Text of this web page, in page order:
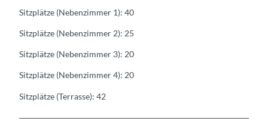
Sitzplätze (Nebenzimmer 1): 40
Sitzplätze (Nebenzimmer 2): 25
Sitzplätze (Nebenzimmer 3): 20
Sitzplätze (Nebenzimmer 4): 20
Sitzplätze (Terrasse): 42